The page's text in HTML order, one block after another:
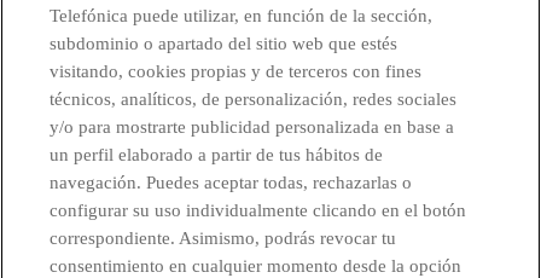
Países y Unidades emergentes
Canal de Denuncias
Centro Global Transparencia
Telefónica puede utilizar, en función de la sección,
subdominio o apartado del sitio web que estés
visitando, cookies propias y de terceros con fines
técnicos, analíticos, de personalización, redes sociales
y/o para mostrarte publicidad personalizada en base a
un perfil elaborado a partir de tus hábitos de
navegación. Puedes aceptar todas, rechazarlas o
configurar su uso individualmente clicando en el botón
correspondiente. Asimismo, podrás revocar tu
consentimiento en cualquier momento desde la opción